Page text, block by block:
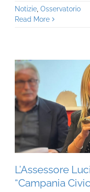
Notizie, Osservatorio
Read More
L’Assessore
“Campania